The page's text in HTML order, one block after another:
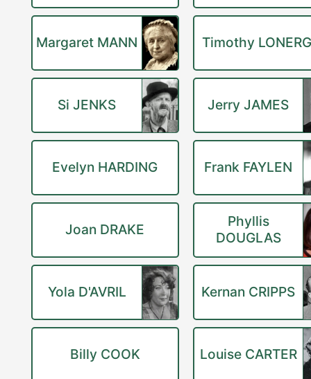
Margaret MANN Timothy
Si JENKS Jerry JAMES
Evelyn HARDING Frank FAYLEN
Joan DRAKE
Phyllis
DOUGLAS
Yola D'AVRIL Kernan CRIPPS
Billy COOK Louise CARTER